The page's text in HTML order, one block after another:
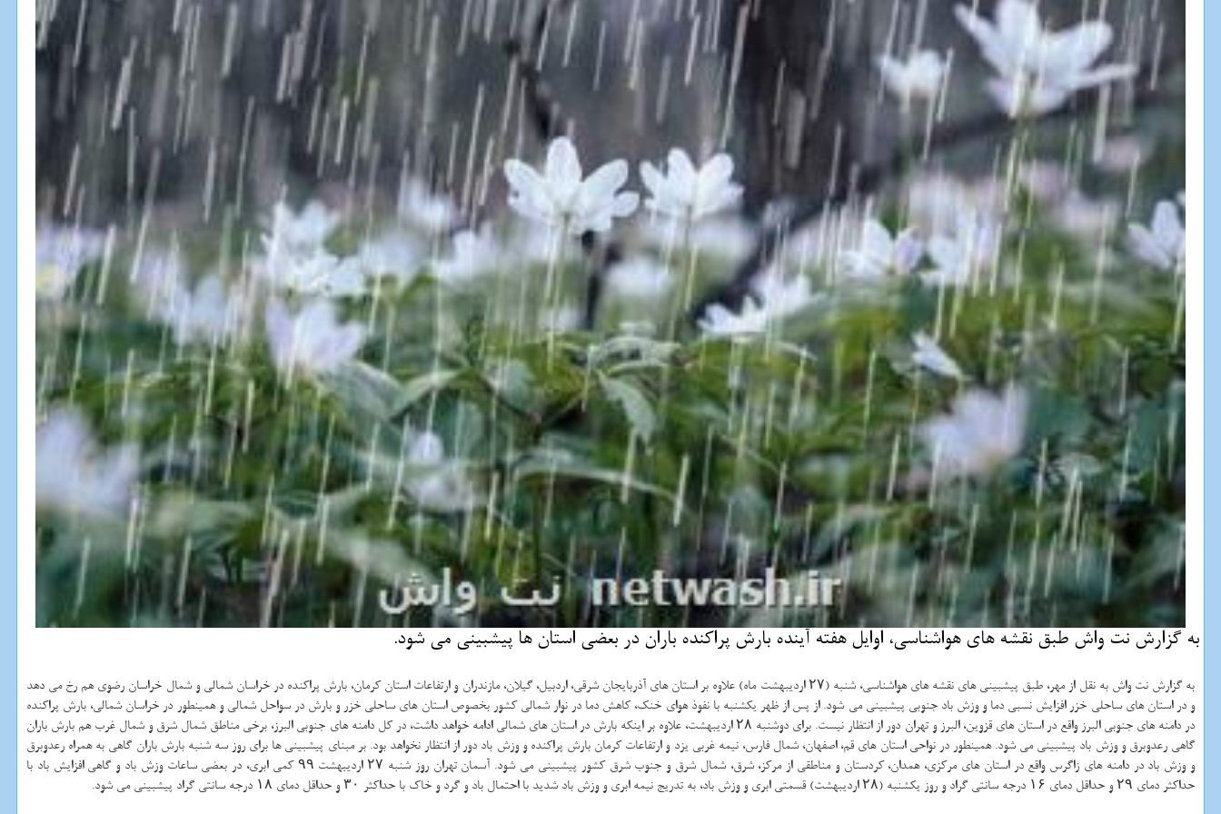
به گزارش نت واش طبق نقشه های هواشناسی، اوایل هفته آینده بارش پراكنده باران در بعضی استان ها پیشبینی می شود.
به گزارش نت واش به نقل از مهر، طبق پیشبینی های نقشه های هواشناسی، شنبه (۲۷ اردیبهشت ماه) علاوه بر استان های آذربایجان شرقی، اردبیل، گیلان، مازندران و ارتفاعات استان کرمان، بارش پراکنده در خراسان شمالی و شمال خراسان رضوی هم رخ می دهد
و در استان های ساحلی خزر افزایش نسبی دما و وزش باد جنوبی پیشبینی می شود. از پس از ظهر یکشنبه با نفوذ هوای خنک، کاهش دما در نوار شمالی کشور بخصوص استان های ساحلی خزر و بارش در سواحل شمالی و همینطور در خراسان شمالی، بارش پراکنده
در دامنه های جنوبی البرز واقع در استان های قزوین، البرز و تهران دور از انتظار نیست. برای دوشنبه ۲۸ اردیبهشت، علاوه بر اینکه بارش در استان های شمالی ادامه خواهد داشت، در کل دامنه های جنوبی البرز، برخی مناطق شمال شرق و شمال غرب هم بارش باران
گاهی رعدوبرق و وزش باد پیشبینی می شود. همینطور در نواحی استان های قم، اصفهان، شمال فارس، نیمه غربی یزد و ارتفاعات کرمان بارش پراکنده و وزش باد دور از انتظار نخواهد بود. بر مبنای پیشبینی ها برای روز سه شنبه بارش باران گاهی به همراه رعدوبرق
و وزش باد در دامنه های زاگرس واقع در استان های مرکزی، همدان، کردستان و مناطقی از مرکز، شرق، شمال شرق و جنوب شرق کشور پیشبینی می شود. آسمان تهران روز شنبه ۲۷ اردیبهشت ۹۹ کمی ابری، در بعضی ساعات وزش باد و گاهی افزایش باد با
حداکثر دمای ۲۹ و حداقل دمای ۱۶ درجه سانتی گراد و روز یکشنبه (۲۸ اردیبهشت) قسمتی ابری و وزش باد، به تدریج نیمه ابری و وزش باد شدید با احتمال باد و گرد و خاک با حداکثر ۳۰ و حداقل دمای ۱۸ درجه سانتی گراد پیشبینی می شود.